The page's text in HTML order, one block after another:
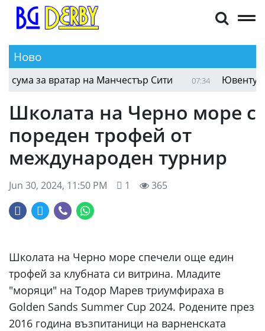
Ново
за вратар на Манчестър Сити 07:34 Ювентус
Школата на Черно море с
пореден трофей от
международен турнир
Jun 30, 2024, 11:50 PM 1 365
Школата на Черно море спечели още един
трофей за клубната си витрина. Младите
"моряци" на Тодор Марев триумфираха в
Golden Sands Summer Cup 2024. Родените през
2016 година възпитаници на варненската